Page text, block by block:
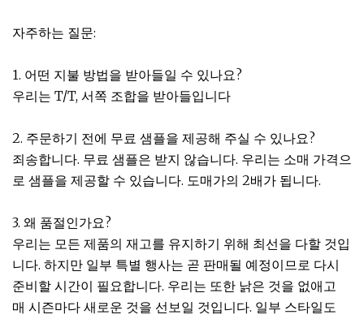
자주하는 질문:
1. 어떤 지불 방법을 받아들일 수 있나요?
우리는 T/T, 서쪽 조합을 받아들입니다
2. 주문하기 전에 무료 샘플을 제공해 주실 수 있나요?
죄송합니다. 무료 샘플은 받지 않습니다. 우리는 소매 가격으
로 샘플을 제공할 수 있습니다. 도매가의 2배가 됩니다.
3. 왜 품절인가요?
우리는 모든 제품의 재고를 유지하기 위해 최선을 다할 것입
니다. 하지만 일부 특별 행사는 곧 판매될 예정이므로 다시
준비할 시간이 필요합니다. 우리는 또한 낡은 것을 없애고
매 시즌마다 새로운 것을 선보일 것입니다. 일부 스타일도